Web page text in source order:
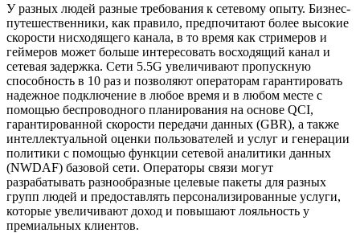
У разных людей разные требования к сетевому опыту. Бизнес-
путешественники, как правило, предпочитают более высокие
скорости нисходящего канала, в то время как стримеров и
геймеров может больше интересовать восходящий канал и
сетевая задержка. Сети 5.5G увеличивают пропускную
способность в 10 раз и позволяют операторам гарантировать
надежное подключение в любое время и в любом месте с
помощью беспроводного планирования на основе QCI,
гарантированной скорости передачи данных (GBR), а также
интеллектуальной оценки пользователей и услуг и генерации
политики с помощью функции сетевой аналитики данных
(NWDAF) базовой сети. Операторы связи могут
разрабатывать разнообразные целевые пакеты для разных
групп людей и предоставлять персонализированные услуги,
которые увеличивают доход и повышают лояльность у
премиальных клиентов.